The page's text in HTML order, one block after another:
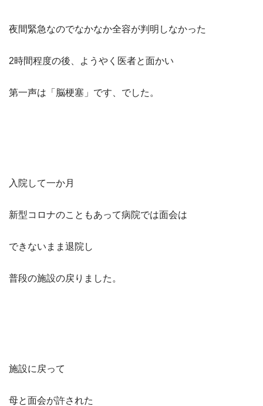
夜間緊急なのでなかなか全容が判明しなかった
2時間程度の後、ようやく医者と面かい
第一声は「脳梗塞」です、でした。
入院して一か月
新型コロナのこともあって病院では面会は
できないまま退院し
普段の施設の戻りました。
施設に戻って
母と面会が許された